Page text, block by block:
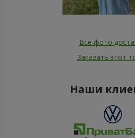
Все фото
Заказать этот
Наши